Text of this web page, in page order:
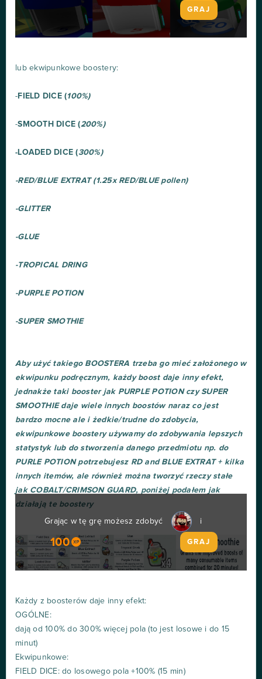
GRAJ
lub ekwipunkowe boostery:
- FIELD DICE (100%)
-SMOOTH DICE (200%)
-LOADED DICE (300%)
-RED/BLUE EXTRAT (1.25x RED/BLUE pollen)
-GLITTER
-GLUE
-TROPICAL DRING
-PURPLE POTION
-SUPER SMOTHIE
Aby użyć takiego BOOSTERA trzeba go mieć założonego w
ekwipunku podręcznym, każdy boost daje inny efekt,
jednakże taki booster jak PURPLE POTION czy SUPER
SMOOTHIE daje wiele innych boostów naraz co jest
bardzo mocne ale i żedkie/trudne do zdobycia,
ekwipunkowe boostery używamy do zdobywania lepszych
statystyk lub do stworzenia danego przedmiotu np. do
PURLE POTION potrzebujesz RD and BLUE EXTRAT + kilka
innych itemów, ale również można tworzyć rzeczy stałe
jak COBALT/CRIMSON GUARD, poniżej podałem jak
działają te boostery
Grając w tę grę możesz zdobyć i
100 GRAJ
Każdy z boosterów daje inny efekt:
OGÓLNE:
dają od 100% do 300% więcej pola (to jest losowe i do 15
minut)
Ekwipunkowe:
FIELD DICE: do losowego pola +100% (15 min)